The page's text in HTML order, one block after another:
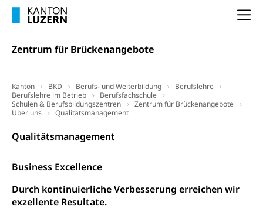
Zentrum für Brückenangebote
Kanton BKD Berufs- und Weiterbildung
Berufslehre
Berufslehre im Betrieb
Berufsfachschule
Schulen & Berufsbildungszentren
Zentrum für Brückenangebote
Über uns
Qualitätsmanagement
Qualitätsmanagement
Business Excellence
Durch kontinuierliche Verbesserung erreichen wir
exzellente Resultate.
Arbeitslosigkeit und Stellensuche (WAS
selbständig Erwerbender, Freiberufler
Luzern
Dienststelle Steuern - Wissenswertes
Selbständige (WAS Luzern)
Frühpensionierung, Altersrente, berufliche
AHV-Altersrente (WAS Luzern)
LUPK - Luzerner Pensionskasse
Bildung und Forschung
Wissenschaftsförderung
Forschungsförderung, Wissenschaftsmarketing,
Wissenschaft, Forschung, Entwicklung, Projekte
Pilotprojekte Klima
Erwachsenenbildung und Weiterbildung